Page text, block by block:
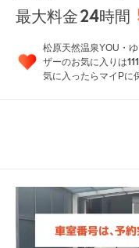
最大料金24時間
松原天然温泉YOU・
ザーのお気に入りは111
気に入ったらマイPに